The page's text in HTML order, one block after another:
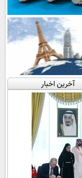
آخرین اخبار